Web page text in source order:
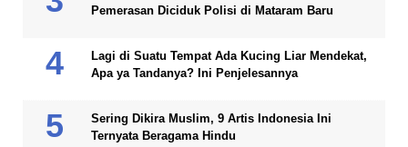
Pemerasan Diciduk Polisi di Mataram Baru
Lagi di Suatu Tempat Ada Kucing Liar Mendekat,
Apa ya Tandanya? Ini Penjelesannya
Sering Dikira Muslim, 9 Artis Indonesia Ini
Ternyata Beragama Hindu